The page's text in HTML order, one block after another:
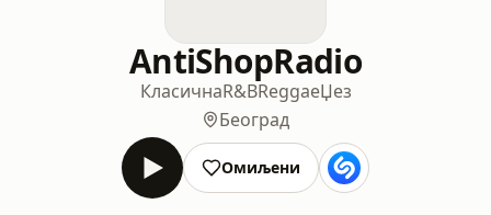
AntiShopRadio
КласичнаR&BReggaeЏез
Београд
Омиљени